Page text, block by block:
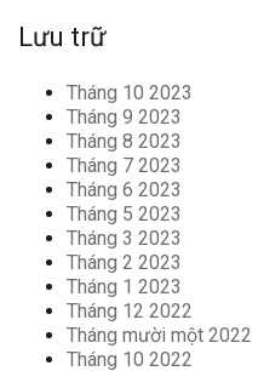
Lưu trữ
Tháng 10 2023
Tháng 9 2023
Tháng 8 2023
Tháng 7 2023
Tháng 6 2023
Tháng 5 2023
Tháng 3 2023
Tháng 2 2023
Tháng 1 2023
Tháng 12 2022
Tháng mười một 2022
Tháng 10 2022